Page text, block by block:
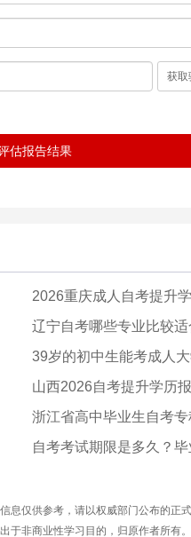
获取
估报告结果
2026重庆成人自考提升学历报
辽宁自考哪些专业比较适
39岁的初中生能考成人
山西2026自考提升学历报
浙江省高中毕业生自考
自考考试期限是多久？毕业
息仅供参考，请以权威部门公布的正式
于非商业性学习目的，归原作者所有